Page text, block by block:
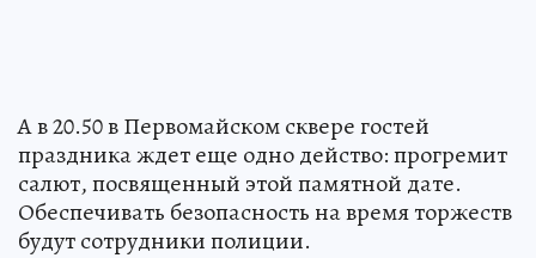
А в 20.50 в Первомайском сквере гостей
праздника ждет еще одно действо: прогремит
салют, посвященный этой памятной дате.
Обеспечивать безопасность на время торжеств
будут сотрудники полиции.